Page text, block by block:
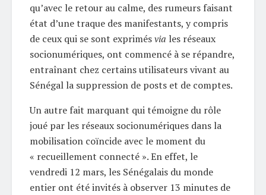
qu’avec le retour au calme, des rumeurs faisant
état d’une traque des manifestants, y compris
de ceux qui se sont exprimésvia les réseaux
socionumériques, ont commencé à se répandre,
entraînant chez certains utilisateurs vivant au
Sénégal la suppression de posts et de comptes.
Un autre fait marquant qui témoigne du rôle
joué par les réseaux socionumériques dans la
mobilisation coïncide avec le moment du
« recueillement connecté ». En effet, le
vendredi 12 mars, les Sénégalais du monde
entier ont été invités à observer 13 minutes de